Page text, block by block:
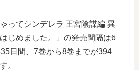
ってシンデレラ 王宮陰謀編 異
じめました。」の発売間隔は6
日間、7巻から8巻までが394
。